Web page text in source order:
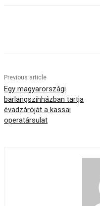
Previous article
Egy magyarországi
barlangszínházban tartja
évadzáróját a kassai
operatársulat